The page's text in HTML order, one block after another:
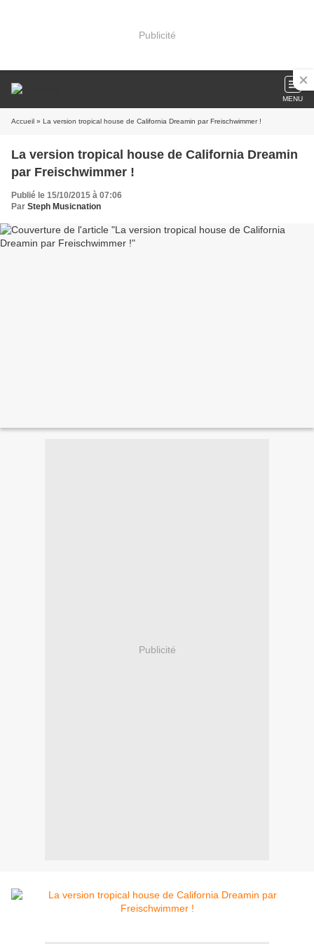
Publicité
MENU
Accueil » La version tropical house de California Dreamin par Freischwimmer !
La version tropical house de California Dreamin
par Freischwimmer !
Publié le 15/10/2015 à 07:06
Par Steph Musicnation
Publicité